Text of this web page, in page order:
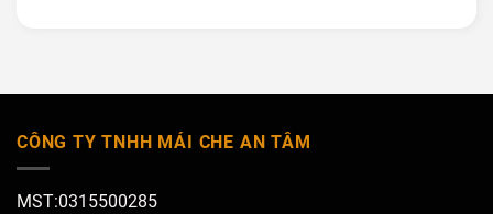
CÔNG TY TNHH MÁI CHE AN TÂM
MST:0315500285